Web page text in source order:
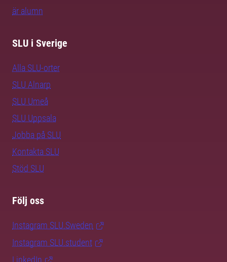
är alumn
SLU i Sverige
Alla SLU-orter
SLU Alnarp
SLU Umeå
SLU Uppsala
Jobba på SLU
Kontakta SLU
Stöd SLU
Följ oss
Instagram SLU.Sweden
Instagram SLU.student
LinkedIn